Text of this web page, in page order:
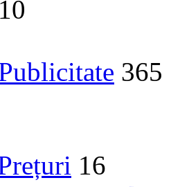
10
365
16